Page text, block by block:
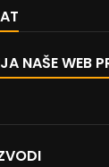
NAŠE WEB